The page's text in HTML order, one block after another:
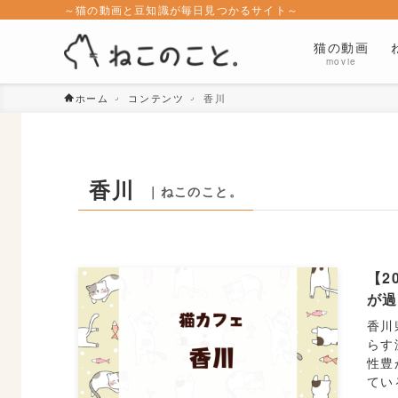
～猫の動画と豆知識が毎日見つかるサイト～
猫の動画
movie
ホーム コンテンツ 香川
香川 ｜ねこのこと。
【
が
香川
ら
性豊
て